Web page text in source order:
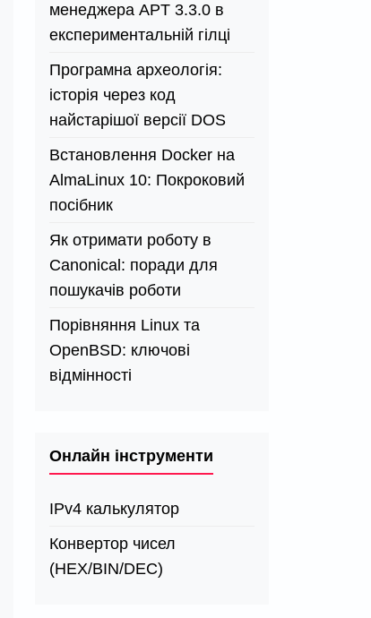
менеджера APT 3.3.0 в
експериментальній гілці
Програмна археологія:
історія через код
найстарішої версії DOS
Встановлення Docker на
AlmaLinux 10: Покроковий
посібник
Як отримати роботу в
Canonical: поради для
пошукачів роботи
Порівняння Linux та
OpenBSD: ключові
відмінності
Онлайн інструменти
IPv4 калькулятор
Конвертор чисел
(HEX/BIN/DEC)